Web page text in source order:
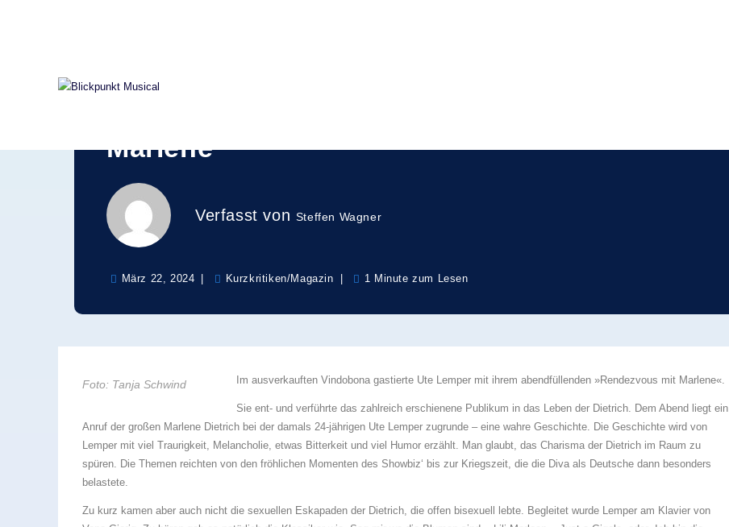
Marlene
Verfasst von Steffen Wagner
März 22, 2024 Kurzkritiken/Magazin 1 Minute zum Lesen
Foto: Tanja Schwind Im ausverkauften Vindobona gastierte Ute Lemper mit ihrem abendfüllenden »Rendezvous mit Marlene«.
Sie ent- und verführte das zahlreich erschienene Publikum in das Leben der Dietrich. Dem Abend liegt ein
Anruf der großen Marlene Dietrich bei der damals 24-jährigen Ute Lemper zugrunde ‒ eine wahre Geschichte. Die Geschichte wird von
Lemper mit viel Traurigkeit, Melancholie, etwas Bitterkeit und viel Humor erzählt. Man glaubt, das Charisma der Dietrich im Raum zu
spüren. Die Themen reichten von den fröhlichen Momenten des Showbiz‘ bis zur Kriegszeit, die die Diva als Deutsche dann besonders
belastete.
Zu kurz kamen aber auch nicht die sexuellen Eskapaden der Dietrich, die offen bisexuell lebte. Begleitet wurde Lemper am Klavier von